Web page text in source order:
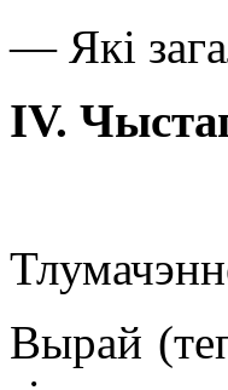
— Які
IV.
Вырай